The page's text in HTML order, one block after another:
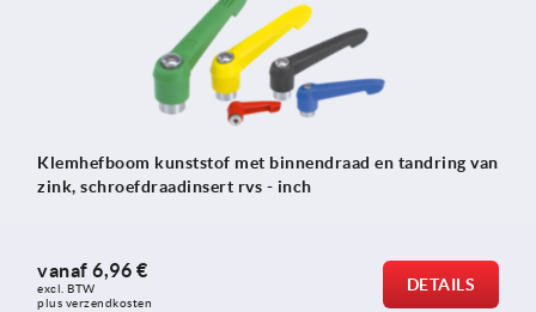
Klemhefboom kunststof met binnendraad en tandring van
zink, schroefdraadinsert rvs - inch
vanaf 6,96 €
excl. BTW
plus verzendkosten
DETAILS